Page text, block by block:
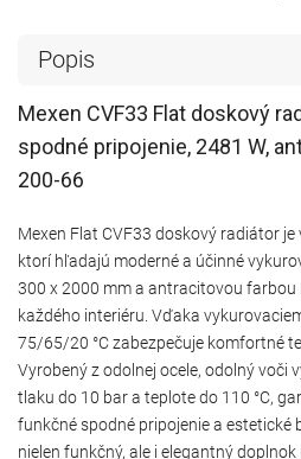
Popis
Mexen CVF33 Flat doskový
spodné pripojenie, 2481 W,
200-66
Mexen Flat CVF33 doskový radiátor
ktorí hľadajú moderné a účinné
300 x 2000 mm a antracitovou farbou
každého interiéru. Vďaka
75/65/20 °C zabezpečuje komfortné
Vyrobený z odolnej ocele, odolný voči
tlaku do 10 bar a teplote do 110 °C,
funkčné spodné pripojenie a estetické
nielen funkčný, ale i elegantný